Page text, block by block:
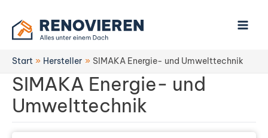
Inhalt
springen
Start Hersteller SIMAKA Energie- und Umwelttechnik
SIMAKA Energie- und
Umwelttechnik